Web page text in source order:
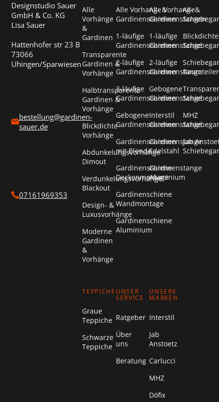
Designstudio Sauer
GmbH & Co. KG
Lisa Sauer
Hattenhofer str 23 B
73066
Uhingen/Sparwiesen
bestellung@gardinen-
sauer.de
07161969353
Alle
Vorhänge
&
Gardinen
Transparente
Gardinen &
Vorhänge
Halbtransparente
Gardinen &
Vorhänge
Blickdichte
Vorhänge
Abdunkelungsvorhänge
Dimout
Verdunkelungsvorhänge
Blackout
Design- &
Luxusvorhänge
Moderne
Gardinen
&
Vorhänge
Alle Vorhang- &
Gardinenschienen
1-läufige
Gardinenschienen
2-läufige
Gardinenschienen
3-läufige
Gardinenschienen
Gebogene
Gardinenschienen
Gardinenschienen
mit Blende
Gardinenschiene
Deckenmontage
Gardinenschiene
Wandmontage
Gardinenschiene
Aluminium
Alle Vorhang- &
Gardinenstangen
1-läufige
Gardinenstange
2-läufige
Gardinenstange
Gebogene
Gardinenstange
Interstil
Gardinenstange
Gardinenstange
Edelstahl
Gardinenstange
Aluminium
Alle
Blickdichte
Raumteiler
MHZ
Jab
TEPPICHE
Graue
Teppiche
Schwarze
Teppiche
UNSER
SERVICE
Ratgeber
Über
uns
Beratung
UNSERE
MARKEN
Interstil
Jab
Anstoetz
Carlucci
MHZ
Döfix